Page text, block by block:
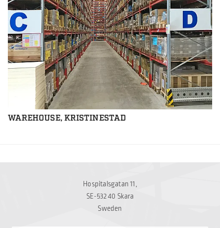
WAREHOUSE, KRISTINESTAD
Hospitalsgatan 11,
SE-532 40 Skara
Sweden